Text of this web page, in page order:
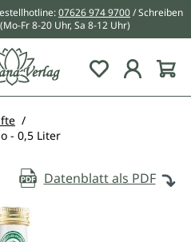
07626 974 9700/ Schreiben
(Mo-Fr 8-20 Uhr, Sa 8-12 Uhr)
Du hast 0
- 0,5 Liter
Datenblatt als PDF